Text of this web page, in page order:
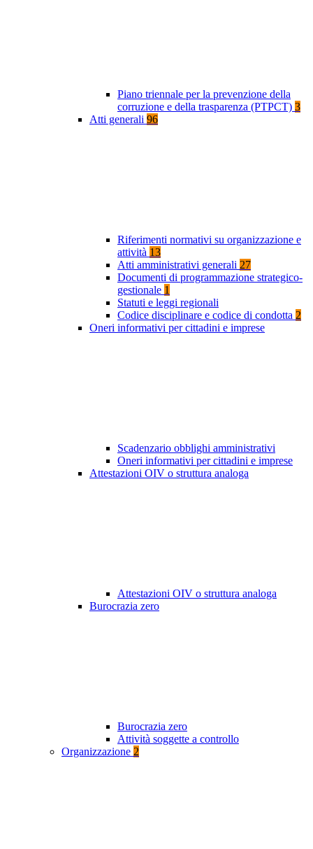
Piano triennale per la prevenzione della
corruzione e della trasparenza (PTPCT) 3
Atti generali 96
Riferimenti normativi su organizzazione e
attività 13
Atti amministrativi generali 27
Documenti di programmazione strategico-
gestionale 1
Statuti e leggi regionali
Codice disciplinare e codice di condotta 2
Oneri informativi per cittadini e imprese
Scadenzario obblighi amministrativi
Oneri informativi per cittadini e imprese
Attestazioni OIV o struttura analoga
Attestazioni OIV o struttura analoga
Burocrazia zero
Burocrazia zero
Attività soggette a controllo
Organizzazione 2